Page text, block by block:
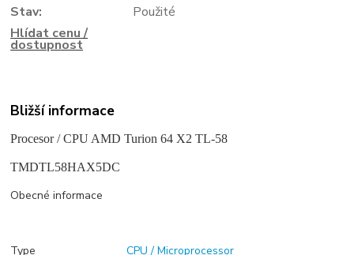
Stav:
Použité
Hlídat cenu /
dostupnost
Bližší informace
Procesor / CPU AMD Turion 64 X2 TL-58
TMDTL58HAX5DC
Obecné informace
Type
CPU / Microprocessor